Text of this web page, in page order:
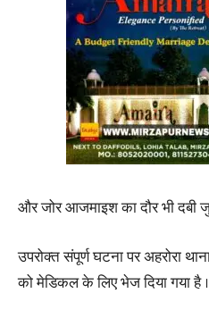
और जोर आजमाइश का दौर भी दबी
उपरोक्त संपूर्ण घटना पर अहरोरा
को मेडिकल के लिए भेज दिया गया है ।